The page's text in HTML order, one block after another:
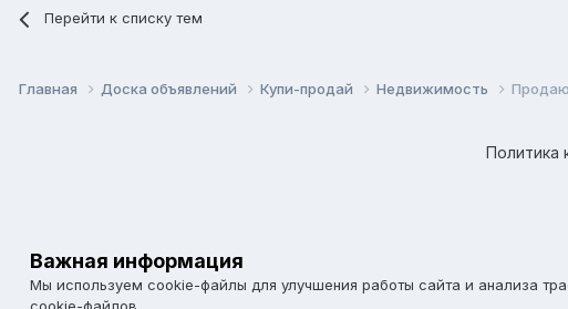
Перейти к списку тем
Главная Доска объявлений Купи-продай Недвижимость
Политика
Важная информация
Мы используем cookie-файлы для улучшения работы сайта и анализа